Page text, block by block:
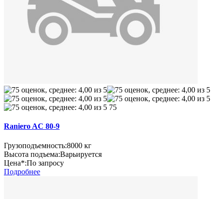
75
Raniero AC 80-9
Грузоподъемность:8000 кг
Высота подъема:Варьируется
Цена*:По запросу
Подробнее